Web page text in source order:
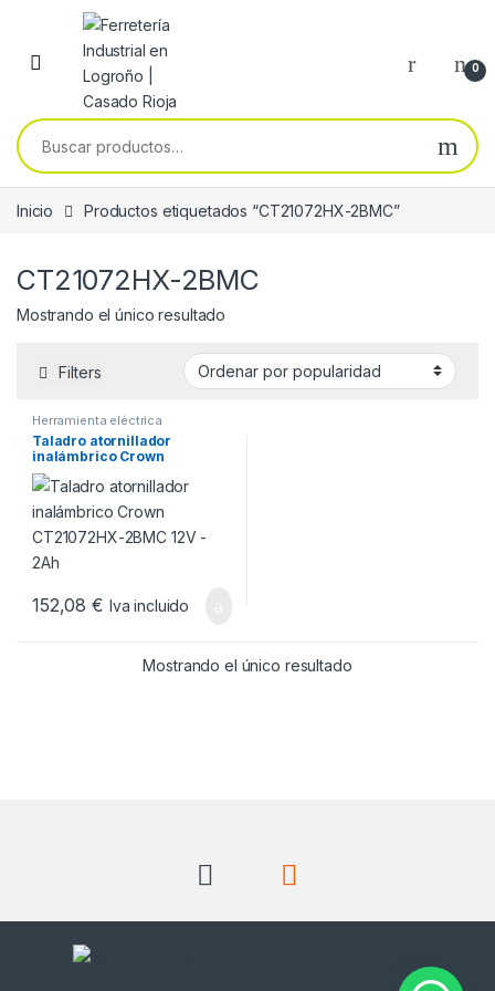
Skip to navigation
Skip to content
0
Buscar por:
Inicio Productos etiquetados “CT21072HX-2BMC”
CT21072HX-2BMC
Mostrando el único resultado
Filters
Herramienta eléctrica
Taladro atornillador
inalámbrico Crown
CT21072HX-2BMC 12V – 2Ah
152,08€ Iva incluido
Mostrando el único resultado